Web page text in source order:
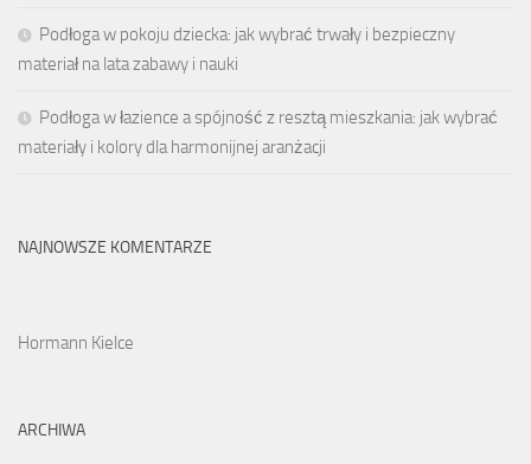
Podłoga w pokoju dziecka: jak wybrać trwały i bezpieczny
materiał na lata zabawy i nauki
Podłoga w łazience a spójność z resztą mieszkania: jak wybrać
materiały i kolory dla harmonijnej aranżacji
NAJNOWSZE KOMENTARZE
Hormann Kielce
ARCHIWA